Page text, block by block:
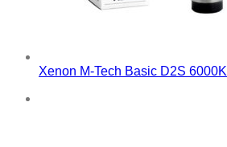
Xenon M-Tech Basic D2S 6000K